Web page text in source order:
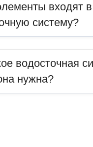
входят в
систему?
водосточная
нужна?